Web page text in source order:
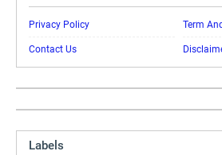
Privacy Policy Term
Contact Us
Labels